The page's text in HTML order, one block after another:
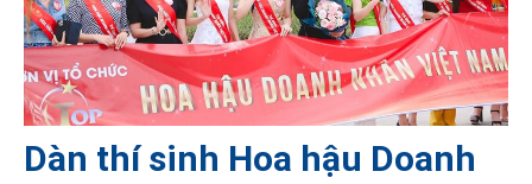
Dàn thí sinh Hoa hậu Doanh